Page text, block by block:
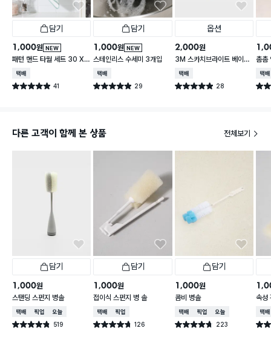
담기
NEW
1,000원
패턴 핸드 타월 세트 30 X
30 cm 3개입
택배배송
별점 4.9점 41
건 작성
담기
NEW
1,000원
스테인리스 수세미 3개입
택배배송
별점 4.9점 29
건 작성
옵션
2,000원
3M 스카치브라이트 베이직
플라워 순면 행주
택배배송
별점 4.9점 28
건 작성
촘촘
5
택배
별점
다른 고객이 함께 본 상품 전체보기
담기
1,000원
스탠딩 스펀지 병솔
택배배송매장픽업오늘배송
별점 4.8점 519
건 작성
담기
1,000원
접이식 스펀지 병 솔
택배배송매장픽업
별점 4.7점 126
건 작성
담기
1,000원
콤비 병솔
택배배송매장픽업오늘배송
별점 4.7점 223
건 작성
속성
택배
별점